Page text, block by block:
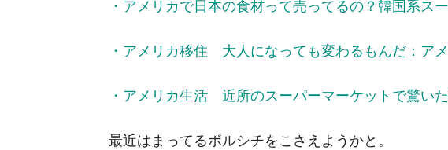
・アメリカで日本の食材って売ってるの？韓国系ス
・アメリカ移住 大人になっても変わるもんだ：ア
・アメリカ生活 近所のスーパーマーケットで驚い
最近はまってるボルシチをこさえようかと。